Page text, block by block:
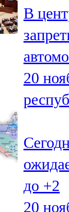
В
20
до +2
20